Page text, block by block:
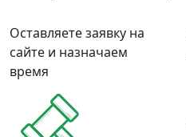
Оставляете заявку на
сайте и назначаем
время